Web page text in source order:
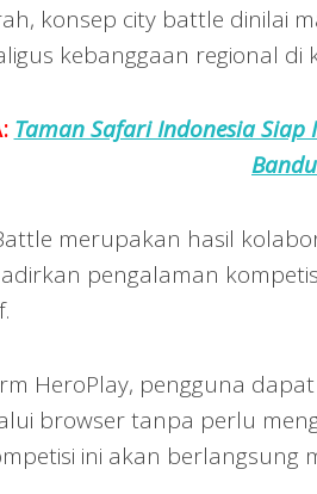
konsep city battle dinilai
kebanggaan regional di
Taman Safari Indonesia Siap
merupakan hasil
pengalaman
HeroPlay, pengguna
browser tanpa perlu
ini akan berlangsung